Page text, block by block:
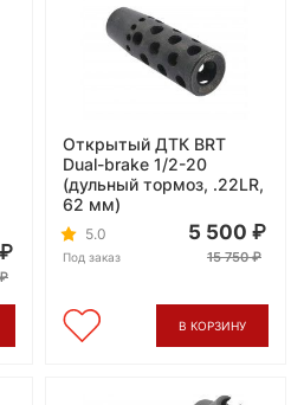
Открытый ДТК BRT
Dual-brake 1/2-20
(дульный тормоз, .22LR,
62 мм)
5.0
Под заказ
5 500
15 750
В КОРЗИНУ